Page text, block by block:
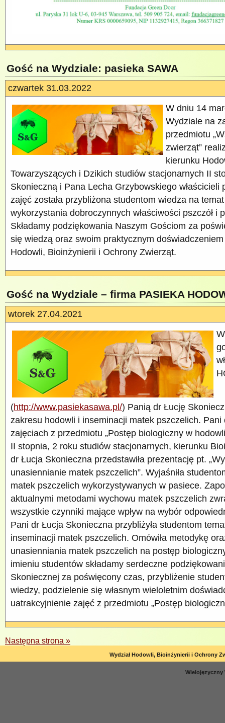
Gość na Wydziale: pasieka SAWA
czwartek 31.03.2022
W dniu 14
Wydziale na
przedmiotu
zwierząt”
kierunku
Towarzyszących i Dzikich studiów stacjonarnych II
Skonieczną i Pana Lecha Grzybowskiego właścicieli
zajęć została przybliżona studentom wiedza na
wykorzystania dobroczynnych właściwości pszczół i
Składamy podziękowania Naszym Gościom za
się wiedzą oraz swoim praktycznym
Hodowli, Bioinżynierii i Ochrony Zwierząt.
Gość na Wydziale – firma PASIEKA
wtorek 27.04.2021
(http://www.pasiekasawa.pl/) Panią dr Łucję
zakresu hodowli i inseminacji matek pszczelich. Pani
zajęciach z przedmiotu „Postęp biologiczny w
II stopnia, 2 roku studiów stacjonarnych, kierunku
dr Łucja Skonieczna przedstawiła prezentację pt.
unasiennianie matek pszczelich”. Wyjaśniła
matek pszczelich wykorzystywanych w pasiece.
aktualnymi metodami wychowu matek pszczelich
wszystkie czynniki mające wpływ na wybór
Pani dr Łucja Skonieczna przybliżyła studentom
inseminacji matek pszczelich. Omówiła metodykę
unasienniania matek pszczelich na postęp
imieniu studentów składamy serdeczne
Skoniecznej za poświęcony czas, przybliżenie
wiedzy, podzielenie się własnym wieloletnim
uatrakcyjnienie zajęć z przedmiotu „Postęp
Następna strona »
Wydział Hodowli, Bioinżynierii i Ochrony
Wielojęzyczny